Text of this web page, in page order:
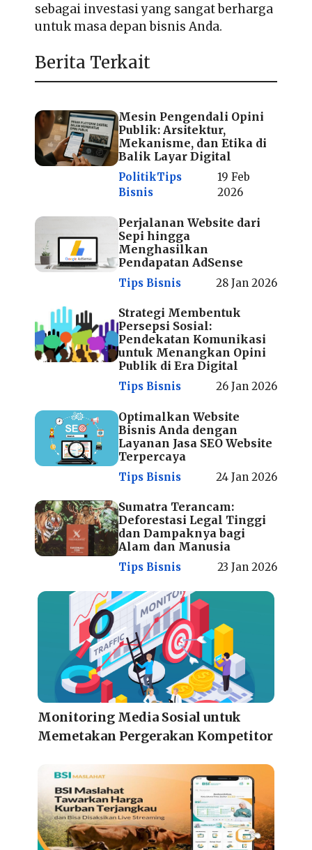
sebagai investasi yang sangat berharga
untuk masa depan bisnis Anda.
Berita Terkait
Mesin Pengendali Opini
Publik: Arsitektur,
Mekanisme, dan Etika di
Balik Layar Digital
PolitikTips
Bisnis
19 Feb
2026
Perjalanan Website dari
Sepi hingga
Menghasilkan
Pendapatan AdSense
Tips Bisnis 28 Jan 2026
Strategi Membentuk
Persepsi Sosial:
Pendekatan Komunikasi
untuk Menangkan Opini
Publik di Era Digital
Tips Bisnis 26 Jan 2026
Optimalkan Website
Bisnis Anda dengan
Layanan Jasa SEO Website
Terpercaya
Tips Bisnis 24 Jan 2026
Sumatra Terancam:
Deforestasi Legal Tinggi
dan Dampaknya bagi
Alam dan Manusia
Tips Bisnis 23 Jan 2026
Monitoring Media Sosial untuk
Memetakan Pergerakan Kompetitor